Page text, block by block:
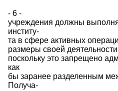
- 6 -
учреждения должны
институ-
та в сфере активных
размеры своей
поскольку это запрещено
как
бы заранее разделенным
Получа-